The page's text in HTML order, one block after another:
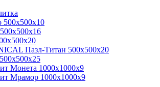
500х500х10
Пазл-Титан 500х500х20
Монета 1000х1000х9
Мрамор 1000х1000х9